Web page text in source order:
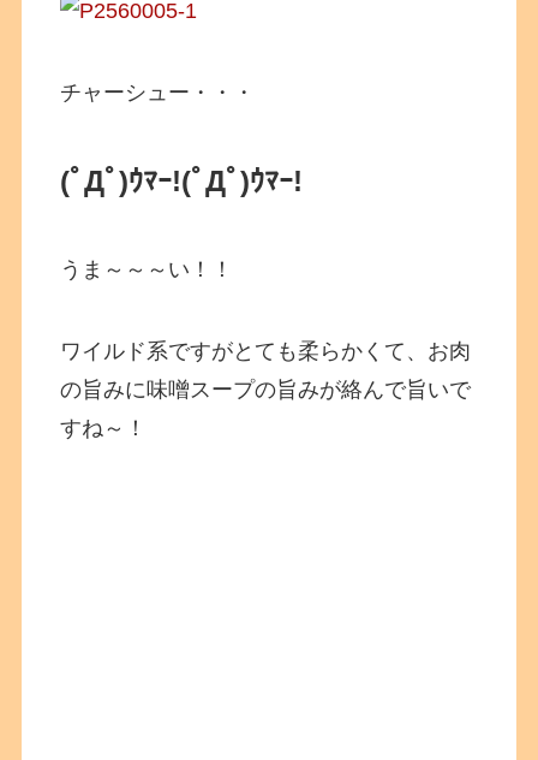
チャーシュー・・・
(ﾟДﾟ)ｳﾏｰ!(ﾟДﾟ)ｳﾏｰ!
うま～～～い！！
ワイルド系ですがとても柔らかくて、お肉
の旨みに味噌スープの旨みが絡んで旨いで
すね～！